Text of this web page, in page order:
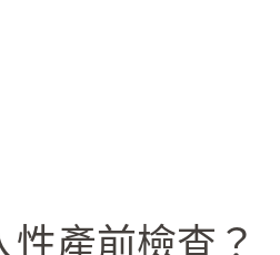
產前檢查？